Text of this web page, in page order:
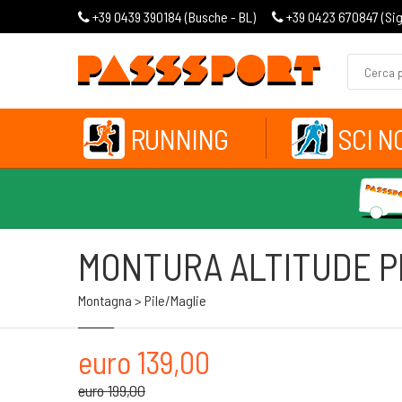
+39 0439 390184 (Busche - BL ) +39 0423 670847 (
RUNNING SCI
MONTURA ALTITUDE
Montagna > Pile/maglie
euro 139,00
euro 199,00